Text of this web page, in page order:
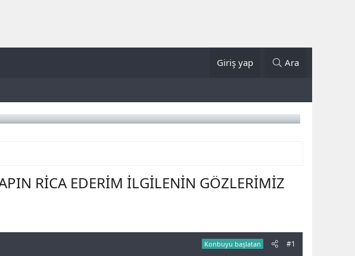
Giriş yap Ara
RİCA EDERİM İLGİLENİN GÖZLERİMİZ
Konbuyu başlatan #1